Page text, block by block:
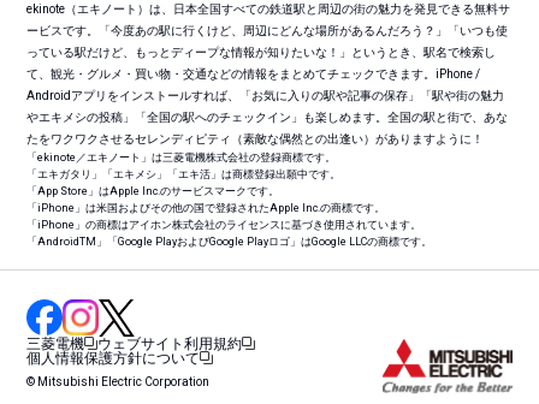
ekinote（エキノート）は、日本全国すべての鉄道駅と周辺の街の魅力を発見できる無料サ
ービスです。「今度あの駅に行くけど、周辺にどんな場所があるんだろう？」「いつも使
っている駅だけど、もっとディープな情報が知りたいな！」というとき、駅名で検索し
て、観光・グルメ・買い物・交通などの情報をまとめてチェックできます。iPhone /
Androidアプリをインストールすれば、「お気に入りの駅や記事の保存」「駅や街の魅力
やエキメシの投稿」「全国の駅へのチェックイン」も楽しめます。全国の駅と街で、あな
たをワクワクさせるセレンディピティ（素敵な偶然との出逢い）がありますように！
「ekinote／エキノート」は三菱電機株式会社の登録商標です。
「エキガタリ」「エキメシ」「エキ活」は商標登録出願中です。
「App Store」はApple Inc.のサービスマークです。
「iPhone」は米国およびその他の国で登録されたApple Inc.の商標です。
「iPhone」の商標はアイホン株式会社のライセンスに基づき使用されています。
「AndroidTM 」「Google PlayおよびGoogle Playロゴ」はGoogle LLCの商標です。
三菱電機
ウェブサイト利用規約
個人情報保護方針について
© Mitsubishi Electric Corporation